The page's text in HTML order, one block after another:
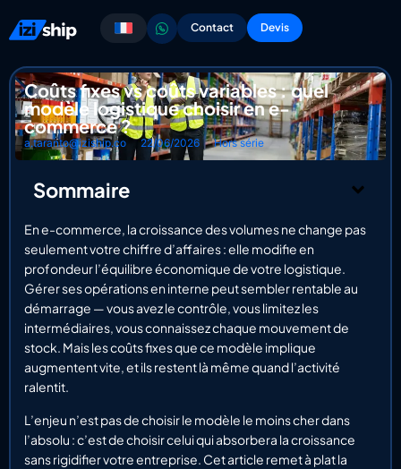
Contact Devis
Coûts fixes vs coûts variables : quel
modèle logistique choisir en e-
commerce ?
a.taranto@iziship.co 22/06/2026 Hors série
Sommaire
En e-commerce, la croissance des volumes ne change pas
seulement votre chiffre d’affaires : elle modifie en
profondeur l’équilibre économique de votre logistique.
Gérer ses opérations en interne peut sembler rentable au
démarrage — vous avez le contrôle, vous limitez les
intermédiaires, vous connaissez chaque mouvement de
stock. Mais les coûts fixes que ce modèle implique
augmentent vite, et ils restent là même quand l’activité
ralentit.
L’enjeu n’est pas de choisir le modèle le moins cher dans
l’absolu : c’est de choisir celui qui absorbera la croissance
sans rigidifier votre entreprise. Cet article remet à plat la